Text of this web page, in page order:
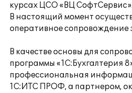
курсах ЦСО «ВЦ
В настоящий момент
оперативное сопровождение
В качестве основы для
программы «1С:Бухгалтерия
профессиональная
1С:ИТС ПРОФ, а партнером,